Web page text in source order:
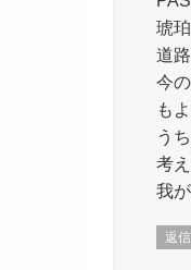
琥
道
今
も
う
考
我
返信